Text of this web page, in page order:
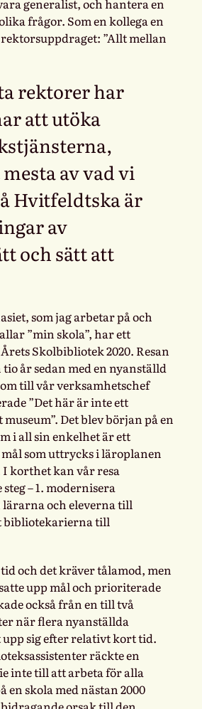
generalist, och hantera en
frågor. Som en kollega en
”Allt mellan
rektorer har
att utöka
av vad vi
Hvitfeldtska är
av
och sätt att
som jag arbetar på och
”min skola”, har ett
Skolbibliotek 2020. Resan
år sedan med en nyanställd
till vår verksamhetschef
”Det här är inte ett
Det blev början på en
i all sin enkelhet är ett
som uttrycks i läroplanen
korthet kan vår resa
– 1. modernisera
och eleverna till
bibliotekarierna till
och det kräver tålamod, men
upp mål och prioriterade
också från en till två
när flera nyanställda
sig efter relativt kort tid.
räckte en
inte till att arbeta för alla
en skola med nästan 2000